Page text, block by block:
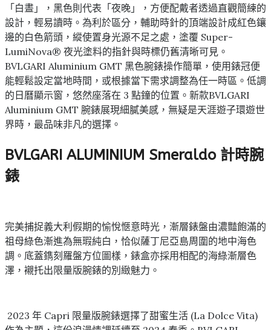
「白晝」，黑色則代表「夜晚」，方便配戴者透過直觀簡練的
設計，輕易讀時。為利於區分，輔助時針的頂端設計成紅色鑲
邊的白色箭頭，縱使置身光源不足之處，塗覆 Super-
LumiNova® 夜光塗料的指針與時標仍舊清晰可見。
BVLGARI Aluminium GMT 黑色腕錶操作簡單，使用錶冠便
能輕鬆設定當地時間，或根據當下需求調整為任一時區。低調
的日曆顯示窗，悠然座落在 3 點鐘的位置。新款BVLGARI
Aluminium GMT 腕錶展現細膩美感，無疑是天涯遊子環遊世
界時，最品味非凡的選擇。
BVLGARI ALUMINIUM Smeraldo 計時腕
錶
完美捕捉義大利假期的愉悅愜意時光，漸層錶盤由濃豔飽滿的
祖母綠色漸進為無瑕純白，恰似薩丁尼亞島周圍的地中海色
調。底蓋鐫刻羅盤方位圖樣，錶盒亦採用相配的海綠漸層色
澤，襯托出限量版腕錶的別緻魅力。
2023 年 Capri 限量版腕錶選擇了甜蜜生活 (La Dolce Vita)